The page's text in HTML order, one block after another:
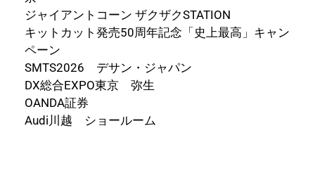
ジャイアントコーン ザクザクSTATION
キットカット発売50周年記念「史上最高」キャン
ペーン
SMTS2026 デサン・ジャパン
DX総合EXPO東京 弥生
OANDA証券
Audi川越 ショールーム